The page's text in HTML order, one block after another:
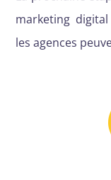
marketing
les agences